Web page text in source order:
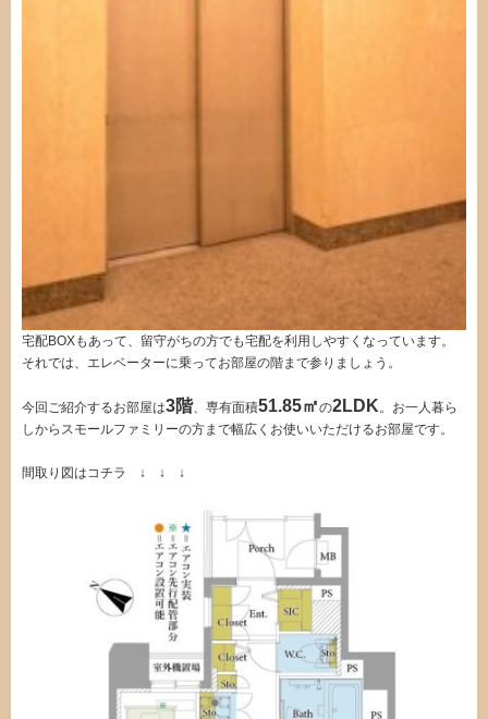
宅配BOXもあって、留守がちの方でも宅配を利用しやすくなっています。
それでは、エレベーターに乗ってお部屋の階まで参りましょう。
今回ご紹介するお部屋は3階、専有面積51.85㎡の2LDK。お一人暮ら
しからスモールファミリーの方まで幅広くお使いいただけるお部屋です。
間取り図はコチラ ↓ ↓ ↓